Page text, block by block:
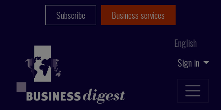
Sign in
English
Subscribe Business services